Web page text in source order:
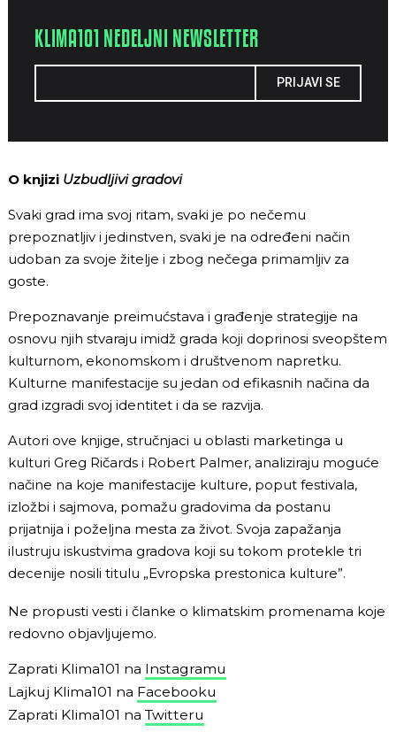
KLIMA101 NEDELJNI NEWSLETTER
PRIJAVI SE
O knjizi Uzbudljivi gradovi
Svaki grad ima svoj ritam, svaki je po nečemu
prepoznatljiv i jedinstven, svaki je na određeni način
udoban za svoje žitelje i zbog nečega primamljiv za
goste.
Prepoznavanje preimućstava i građenje strategije na
osnovu njih stvaraju imidž grada koji doprinosi sveopštem
kulturnom, ekonomskom i društvenom napretku.
Kulturne manifestacije su jedan od efikasnih načina da
grad izgradi svoj identitet i da se razvija.
Autori ove knjige, stručnjaci u oblasti marketinga u
kulturi Greg Ričards i Robert Palmer, analiziraju moguće
načine na koje manifestacije kulture, poput festivala,
izložbi i sajmova, pomažu gradovima da postanu
prijatnija i poželjna mesta za život. Svoja zapažanja
ilustruju iskustvima gradova koji su tokom protekle tri
decenije nosili titulu „Evropska prestonica kulture”.
Ne propusti vesti i članke o klimatskim promenama koje
redovno objavljujemo.
Zaprati Klima101 na Instagramu
Lajkuj Klima101 na Facebooku
Zaprati Klima101 na Twitteru